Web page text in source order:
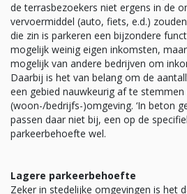
de terrasbezoekers niet ergens in de
vervoermiddel (auto, fiets, e.d.)
die zin is parkeren een bijzondere
mogelijk weinig eigen inkomsten,
mogelijk van andere bedrijven om
Daarbij is het van belang om de
een gebied nauwkeurig af te
(woon-/bedrijfs-)omgeving. ‘In beton
passen daar niet bij, een op de
parkeerbehoefte wel.
Lagere parkeerbehoefte
Zeker in stedelijke omgevingen is het